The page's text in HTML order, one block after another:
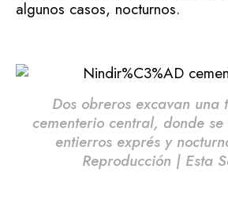
algunos casos, nocturnos.
Dos obreros excavan una
cementerio central, donde
entierros exprés y
Reproducción | Esta